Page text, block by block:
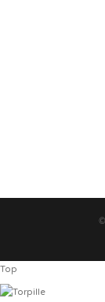
Top